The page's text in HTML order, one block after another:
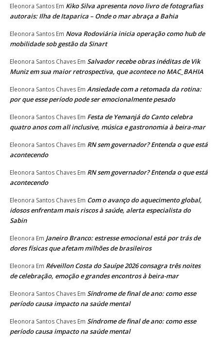
Eleonora Santos Em Kiko Silva apresenta novo livro de fotografias
autorais: Ilha de Itaparica – Onde o mar abraça a Bahia
Eleonora Santos Em Nova Rodoviária inicia operação como hub de
mobilidade sob gestão da Sinart
Eleonora Santos Chaves Em Salvador recebe obras inéditas de Vik
Muniz em sua maior retrospectiva, que acontece no MAC_BAHIA
Eleonora Santos Chaves Em Ansiedade com a retomada da rotina:
por que esse período pode ser emocionalmente pesado
Eleonora Santos Chaves Em Festa de Yemanjá do Canto celebra
quatro anos com all inclusive, música e gastronomia à beira-mar
Eleonora Santos Chaves Em RN sem governador? Entenda o que está
acontecendo
Eleonora Santos Chaves Em RN sem governador? Entenda o que está
acontecendo
Eleonora Santos Chaves Em Com o avanço do aquecimento global,
idosos enfrentam mais riscos à saúde, alerta especialista do
Sabin
Eleonora Em Janeiro Branco: estresse emocional está por trás de
dores físicas que afetam milhões de brasileiros
Eleonora Em Réveillon Costa do Sauípe 2026 consagra três noites
de celebração, emoção e grandes encontros à beira-mar
Eleonora Santos Chaves Em Síndrome de final de ano: como esse
período causa impacto na saúde mental
Eleonora Santos Chaves Em Síndrome de final de ano: como esse
período causa impacto na saúde mental